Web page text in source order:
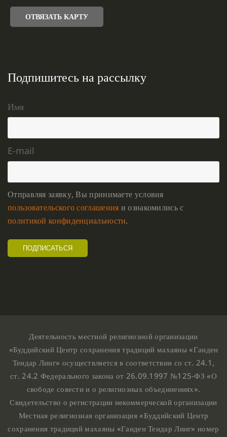
ОТВЯЗАТЬ КАРТУ
Подпишитесь на рассылку
Имя
E-mail
Отправляя заявку, Вы принимаете условия
пользовательского соглашения и ознакомились с
политикой конфиденциальности.
Деятельность местной религиозной организации
«Буддийский Центр сохранения традиций махаяны «Ганден
Тендар Линг» осуществляется в соответствии со ст. 24.1,
ст. 24.2 Федерального закона от 26.09.1997 №125-ФЗ «О
свободе совести и о религиозных объединениях».
Свидетельство о регистрации некоммерческой организации
Местная религиозная организация «Буддийский Центр
сохранения традиций махаяны «Ганден Тендар Линг» номер